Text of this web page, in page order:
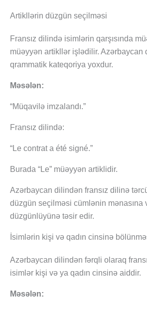
Artikllərin düzgün seçilməsi
Fransız dilində isimlərin qarşısında
müəyyən artikllər işlədilir. Azərbaycan
qrammatik kateqoriya yoxdur.
Məsələn:
“Müqavilə imzalandı.”
Fransız dilində:
“Le contrat a été signé.”
Burada “Le” müəyyən artiklidir.
Azərbaycan dilindən fransız dilinə
düzgün seçilməsi cümlənin mənasına
düzgünlüyünə təsir edir.
İsimlərin kişi və qadın cinsinə
Azərbaycan dilindən fərqli olaraq
isimlər kişi və ya qadın cinsinə aiddir.
Məsələn: